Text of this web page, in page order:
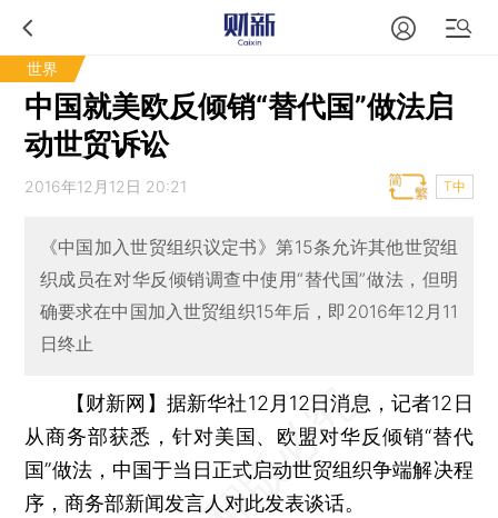
世界
中国就美欧反倾销“替代国”做法启
动世贸诉讼
2016年12月12日 20:21 T中
《中国加入世贸组织议定书》第15条允许其他世贸组
织成员在对华反倾销调查中使用“替代国”做法，但明
确要求在中国加入世贸组织15年后，即2016年12月11
日终止
【财新网】 据新华社12月12日消息，记者12日
从商务部获悉，针对美国、欧盟对华反倾销“替代
国”做法，中国于当日正式启动世贸组织争端解决程
序，商务部新闻发言人对此发表谈话。